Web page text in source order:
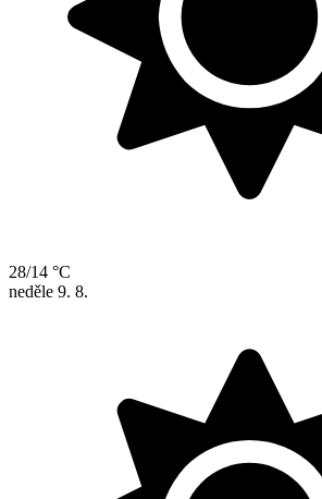
28/14 °C
neděle 9. 8.